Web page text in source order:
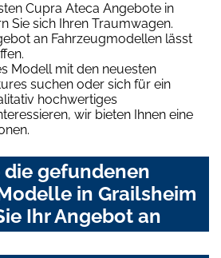
Cupra Ateca Angebote in
Sie sich Ihren Traumwagen.
an Fahrzeugmodellen lässt
Modell mit den neuesten
suchen oder sich für ein
hochwertiges
wir bieten Ihnen eine
die gefundenen
in Grailsheim
Ihr Angebot an